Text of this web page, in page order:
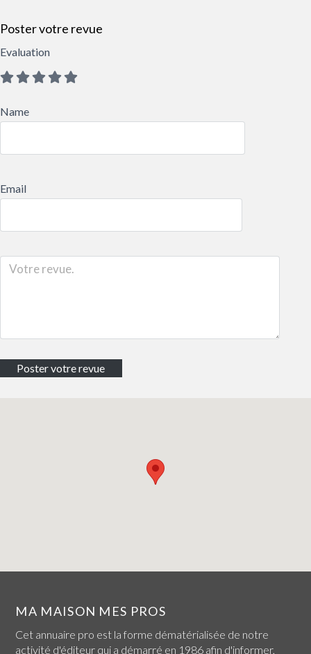
Poster votre revue
Evaluation
Name
Email
MA MAISON MES PROS
Cet annuaire pro est la forme dématérialisée de notre
activité d'éditeur qui a démarré en 1986 afin d'informer,